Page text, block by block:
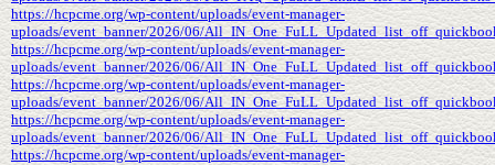
https://hcpcme.org/wp-content/uploads/event-manager-
uploads/event_banner/2026/06/
https://hcpcme.org/wp-content/uploads/event-manager-
uploads/event_banner/2026/06/
https://hcpcme.org/wp-content/uploads/event-manager-
uploads/event_banner/2026/06/
https://hcpcme.org/wp-content/uploads/event-manager-
uploads/event_banner/2026/06/
https://hcpcme.org/wp-content/uploads/event-manager-